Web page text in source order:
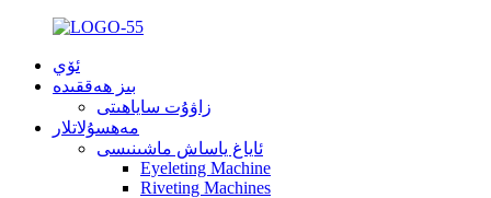
ئۆي
بىز ھەققىدە
زاۋۇت ساياھىتى
مەھسۇلاتلار
ئاياغ ياساش ماشىنىسى
Eyeleting Machine
Riveting Machines